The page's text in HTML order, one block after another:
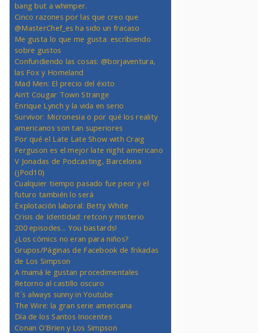
bang but a whimper.
Cinco razones por las que creo que
@MasterChef_es ha sido un fracaso
Me gusta lo que me gusta: escribiendo
sobre gustos
Confundiendo las cosas: @borjaventura,
las Fox y Homeland
Mad Men: El precio del éxito
Ain’t Cougar Town Strange
Enrique Lynch y la vida en serio
Survivor: Micronesia o por qué los reality
americanos son tan superiores
Por qué el Late Late Show with Craig
Ferguson es el mejor late night americano
V Jonadas de Podcasting, Barcelona
(jPod10)
Cualquier tiempo pasado fue peor y el
futuro también lo será
Explotación laboral: Betty White
Crisis de Identidad: retcon y misterio
200 episodes... You bastards!
¿Los cómics no eran para niños?
Grupos/Páginas de Facebook de frikadas
de Los Simpson
A mamá le gustan procedimentales
Retorno al castillo oscuro
It´s always sunny in Youtube
The Wire: la gran serie americana
Día de los Santos Inocentes
Conan O'Brien y Los Simpson